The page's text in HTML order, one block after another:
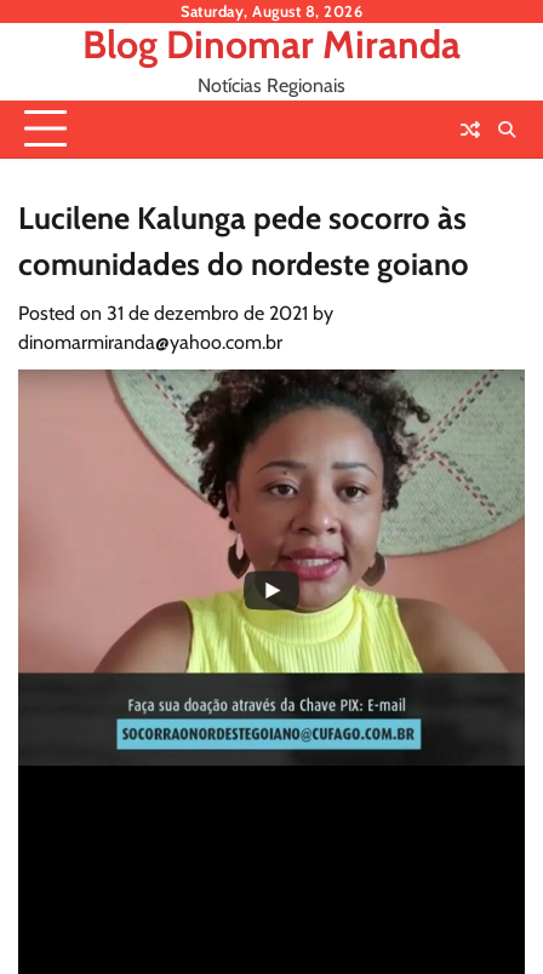
Saturday, August 8, 2026
Blog Dinomar Miranda
Notícias Regionais
Lucilene Kalunga pede socorro às
comunidades do nordeste goiano
Posted on 31 de dezembro de 2021 by
dinomarmiranda@yahoo.com.br